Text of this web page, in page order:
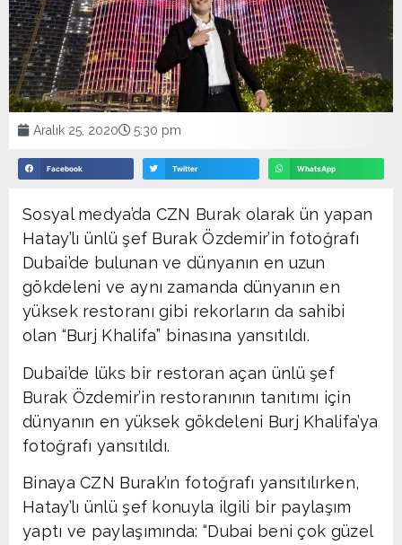
Aralık 25, 2020 5:30 pm
Facebook Twitter WhatsApp
Sosyal medya’da CZN Burak olarak ün yapan
Hatay’lı ünlü şef Burak Özdemir’in fotoğrafı
Dubai’de bulunan ve dünyanın en uzun
gökdeleni ve aynı zamanda dünyanın en
yüksek restoranı gibi rekorların da sahibi
olan “Burj Khalifa” binasına yansıtıldı.
Dubai’de lüks bir restoran açan ünlü şef
Burak Özdemir’in restoranının tanıtımı için
dünyanın en yüksek gökdeleni Burj Khalifa’ya
fotoğrafı yansıtıldı.
Binaya CZN Burak’ın fotoğrafı yansıtılırken,
Hatay’lı ünlü şef konuyla ilgili bir paylaşım
yaptı ve paylaşımında: “Dubai beni çok güzel